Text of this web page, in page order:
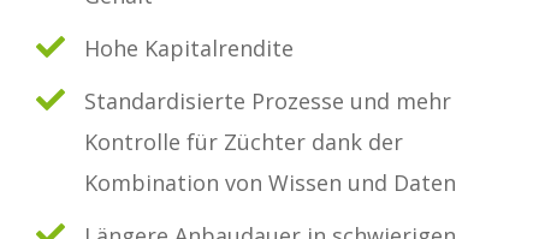
Hohe Kapitalrendite
Standardisierte Prozesse und mehr
Kontrolle für Züchter dank der
Kombination von Wissen und Daten